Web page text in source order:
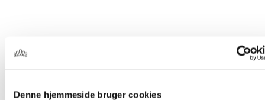
Denne hjemmeside bruger cookies
GRØN SKOVRET 2025/